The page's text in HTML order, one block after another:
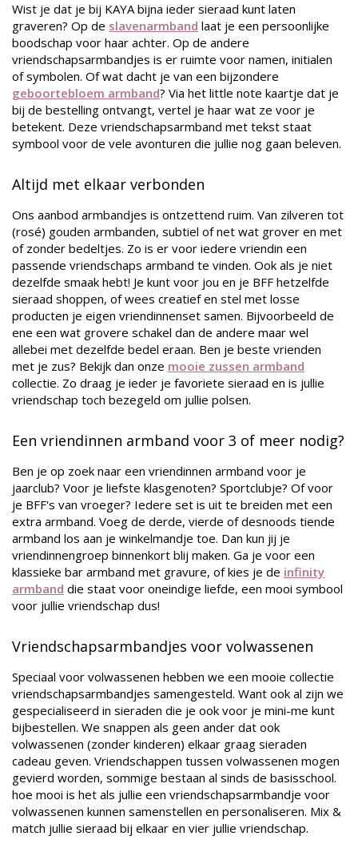
Wist je dat je bij KAYA bijna ieder sieraad kunt laten
graveren? Op de slavenarmband laat je een persoonlijke
boodschap voor haar achter. Op de andere
vriendschapsarmbandjes is er ruimte voor namen, initialen
of symbolen. Of wat dacht je van een bijzondere
geboortebloem armband? Via het little note kaartje dat je
bij de bestelling ontvangt, vertel je haar wat ze voor je
betekent. Deze vriendschapsarmband met tekst staat
symbool voor de vele avonturen die jullie nog gaan beleven.
Altijd met elkaar verbonden
Ons aanbod armbandjes is ontzettend ruim. Van zilveren tot
(rosé) gouden armbanden, subtiel of net wat grover en met
of zonder bedeltjes. Zo is er voor iedere vriendin een
passende vriendschaps armband te vinden. Ook als je niet
dezelfde smaak hebt! Je kunt voor jou en je BFF hetzelfde
sieraad shoppen, of wees creatief en stel met losse
producten je eigen vriendinnenset samen. Bijvoorbeeld de
ene een wat grovere schakel dan de andere maar wel
allebei met dezelfde bedel eraan. Ben je beste vrienden
met je zus? Bekijk dan onze mooie zussen armband
collectie. Zo draag je ieder je favoriete sieraad en is jullie
vriendschap toch bezegeld om jullie polsen.
Een vriendinnen armband voor 3 of meer nodig?
Ben je op zoek naar een vriendinnen armband voor je
jaarclub? Voor je liefste klasgenoten? Sportclubje? Of voor
je BFF's van vroeger? Iedere set is uit te breiden met een
extra armband. Voeg de derde, vierde of desnoods tiende
armband los aan je winkelmandje toe. Dan kun jij je
vriendinnengroep binnenkort blij maken. Ga je voor een
klassieke bar armband met gravure, of kies je de infinity
armband die staat voor oneindige liefde, een mooi symbool
voor jullie vriendschap dus!
Vriendschapsarmbandjes voor volwassenen
Speciaal voor volwassenen hebben we een mooie collectie
vriendschapsarmbandjes samengesteld. Want ook al zijn we
gespecialiseerd in sieraden die je ook voor je mini-me kunt
bijbestellen. We snappen als geen ander dat ook
volwassenen (zonder kinderen) elkaar graag sieraden
cadeau geven. Vriendschappen tussen volwassenen mogen
gevierd worden, sommige bestaan al sinds de basisschool.
hoe mooi is het als jullie een vriendschapsarmbandje voor
volwassenen kunnen samenstellen en personaliseren. Mix &
match jullie sieraad bij elkaar en vier jullie vriendschap.